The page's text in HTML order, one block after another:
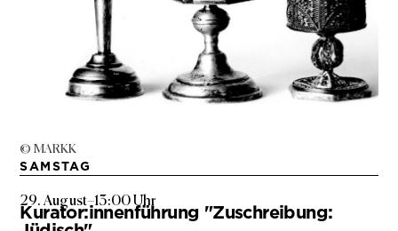
© MARKK
SAMSTAG
29. August–13:00 Uhr
Kurator:innenführung "Zuschreibung: